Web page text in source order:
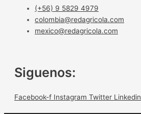
(+56) 9 5829 4979
colombia@redagricola.com
mexico@redagricola.com
Siguenos:
Facebook-f Instagram Twitter Linkedin